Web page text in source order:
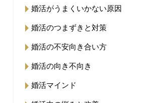
婚活がうまくいかない原因
婚活のつまずきと対策
婚活の不安向き合い方
婚活の向き不向き
婚活マインド